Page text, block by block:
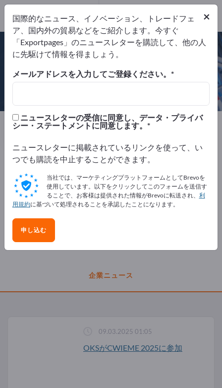
製造元 ドイツ
Website
企業ニュース
ISO 9001:2015
ISO 14001:2015
ISO 45001:2018
09.03.2025 01:05
OKSがCWIEME 2025に参加
×
国際的なニュース、イノベーション、トレードフェ
ア、国内外の貿易などをご紹介します。今すぐ
「Exportpages」のニュースレターを購読して、他の人
に先駆けて情報を得ましょう。
メールアドレスを入力してご登録ください。
ニュースレターの受信に同意し、データ・プライバ
シー・ステートメントに同意します。
ニュースレターに掲載されているリンクを使って、い
つでも購読を中止することができます。
当社では、マーケティングプラットフォームとしてBrevoを
使用しています。以下をクリックしてこのフォームを送信す
ることで、お客様は提供された情報がBrevoに転送され、 利
用規約に基づいて処理されることを承認したことになります。
申し込む